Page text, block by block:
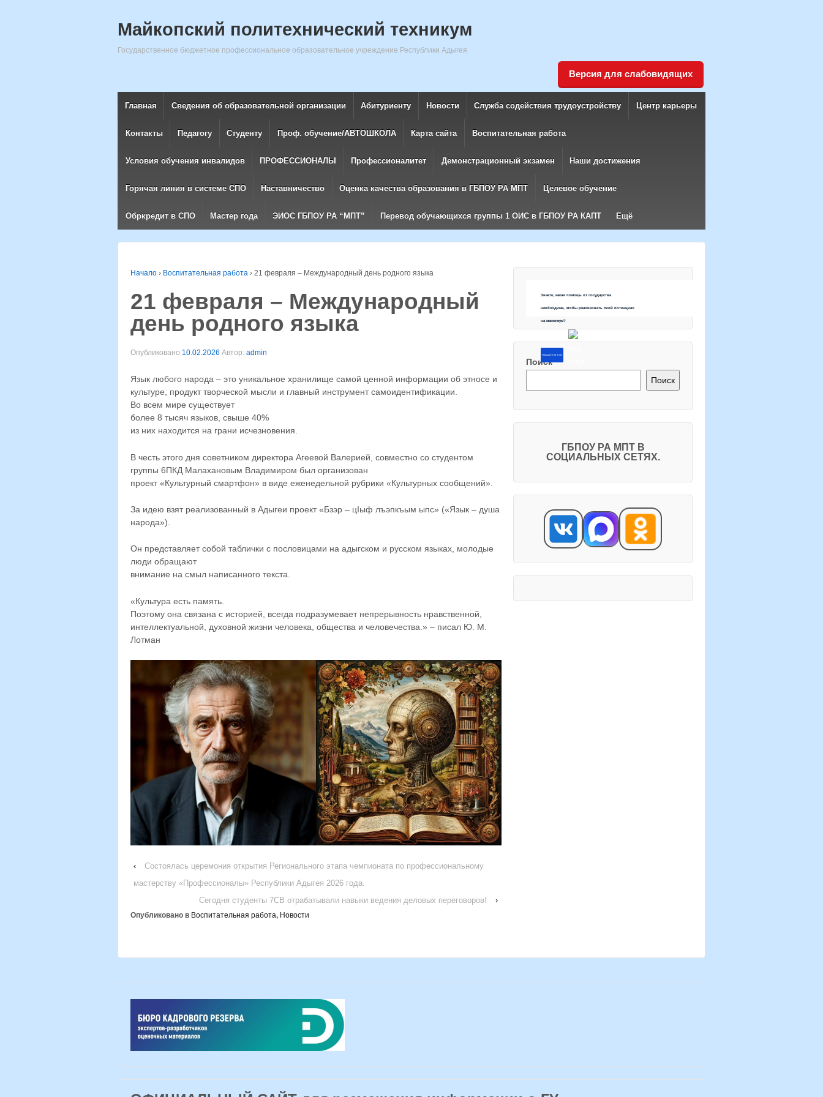
Майкопский политехнический техникум
Государственное бюджетное профессиональное образовательное учреждение Республики Адыгея
Версия для слабовидящих
Главная Сведения об образовательной организации Абитуриенту Новости Служба содействия трудоустройству Центр карьеры
Контакты Педагогу Студенту Проф. обучение/АВТОШКОЛА Карта сайта Воспитательная работа
Условия обучения инвалидов ПРОФЕССИОНАЛЫ Профессионалитет Демонстрационный экзамен Наши достижения
Горячая линия в системе СПО Наставничество Оценка качества образования в ГБПОУ РА МПТ Целевое обучение
Обркредит в СПО Мастер года ЭИОС ГБПОУ РА “МПТ” Перевод обучающихся группы 1 ОИС в ГБПОУ РА КАПТ Ещё
Начало › Воспитательная работа › 21 февраля – Международный день родного языка
21 февраля – Международный
день родного языка
Опубликовано 10.02.2026 Автор: admin
Язык любого народа – это уникальное хранилище самой ценной информации об этносе и
культуре, продукт творческой мысли и главный инструмент самоидентификации.
Во всем мире существует
более 8 тысяч языков, свыше 40%
из них находится на грани исчезновения.
В честь этого дня советником директора Агеевой Валерией, совместно со студентом
группы 6ПКД Малахановым Владимиром был организован
проект «Культурный смартфон» в виде еженедельной рубрики «Культурных сообщений».
За идею взят реализованный в Адыгеи проект «Бзэр – цIыф лъэпкъым ыпс» («Язык – душа
народа»).
Он представляет собой таблички с пословицами на адыгском и русском языках, молодые
люди обращают
внимание на смыл написанного текста.
«Культура есть память.
Поэтому она связана с историей, всегда подразумевает непрерывность нравственной,
интеллектуальной, духовной жизни человека, общества и человечества.» – писал Ю. М.
Лотман
‹
Состоялась церемония открытия Регионального этапа чемпионата по профессиональному
мастерству «Профессионалы» Республики Адыгея 2026 года.
Сегодня студенты 7СВ отрабатывали навыки ведения деловых переговоров!
›
Опубликовано в Воспитательная работа, Новости
Знаете, какая помощь от государства
необходима, чтобы реализовать свой потенциал
на максимум?
Напишите об этом
Поиск
Поиск
ГБПОУ РА МПТ В
СОЦИАЛЬНЫХ СЕТЯХ.